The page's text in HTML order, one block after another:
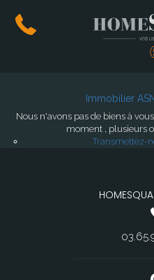
Immobilier
Nous n'avons pas de biens à
moment , plusieurs
Transmettez-